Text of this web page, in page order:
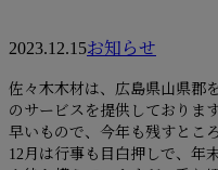
2023.12.15お知らせ
佐々木木材は、広島県山県郡
のサービスを提供しております
早いもので、今年も残すとこ
12月は行事も目白押しで、年